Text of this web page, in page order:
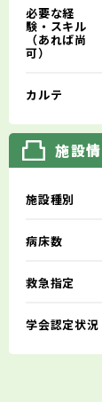
必要な経
験・スキル
（あれば尚
可）
カルテ
施設
施設種別
病床数
救急指定
学会認定状況